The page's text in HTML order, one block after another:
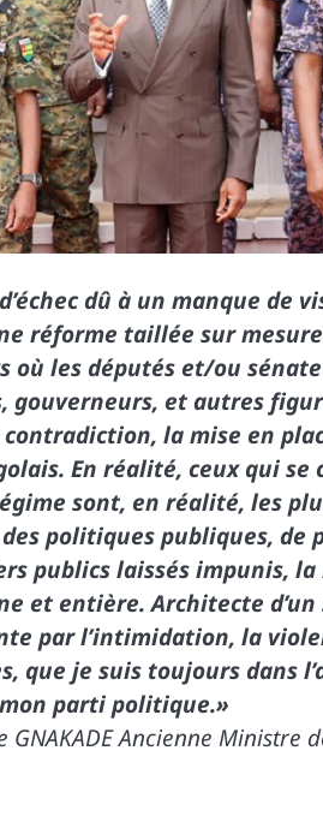
dû à un manque de
réforme taillée sur
où les députés et/ou
gouverneurs, et autres
la mise en
En réalité, ceux qui se
sont, en réalité, les
politiques publiques,
publics laissés impunis,
et entière. Architecte
par l’intimidation, la
que je suis toujours dans
parti politique.»
Ancienne Ministre